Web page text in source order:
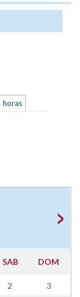
horas
SAB DOM
2 3